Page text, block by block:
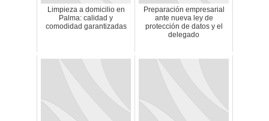
Limpieza a domicilio en
Palma: calidad y
comodidad garantizadas
Preparación empresarial
ante nueva ley de
protección de datos y el
delegado